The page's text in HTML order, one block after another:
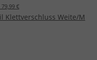
79,99 €